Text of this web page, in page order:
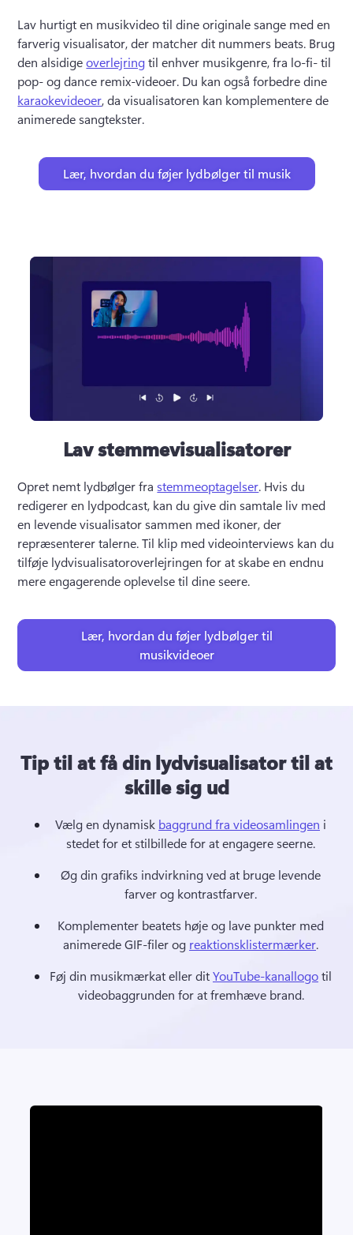
Lav hurtigt en musikvideo til dine originale sange med en
farverig visualisator, der matcher dit nummers beats. Brug
den alsidige overlejring til enhver musikgenre, fra lo-fi- til
pop- og dance remix-videoer. Du kan også forbedre dine
karaokevideoer, da visualisatoren kan komplementere de
animerede sangtekster.
Lær, hvordan du føjer lydbølger til musik
Lav stemmevisualisatorer
Opret nemt lydbølger fra stemmeoptagelser. Hvis du
redigerer en lydpodcast, kan du give din samtale liv med
en levende visualisator sammen med ikoner, der
repræsenterer talerne. Til klip med videointerviews kan du
tilføje lydvisualisatoroverlejringen for at skabe en endnu
mere engagerende oplevelse til dine seere.
Lær, hvordan du føjer lydbølger til
musikvideoer
Tip til at få din lydvisualisator til at
skille sig ud
Vælg en dynamisk baggrund fra videosamlingen i
stedet for et stilbillede for at engagere seerne.
Øg din grafiks indvirkning ved at bruge levende
farver og kontrastfarver.
Komplementer beatets høje og lave punkter med
animerede GIF-filer og reaktionsklistermærker.
Føj din musikmærkat eller dit YouTube-kanallogo til
videobaggrunden for at fremhæve brand.